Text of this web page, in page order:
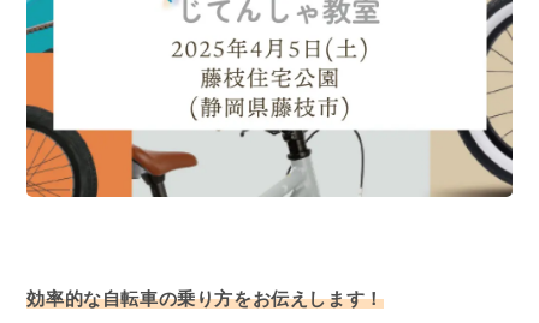
効率的な自転車の乗り方をお伝えします！